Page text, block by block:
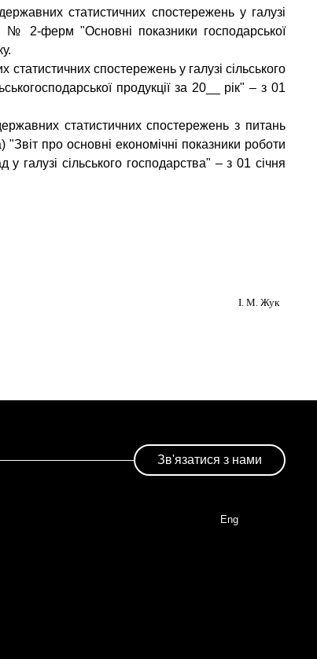
статистичних спостережень у галузі
№ 2-ферм "Основні показники господарської
спостережень у галузі сільського
продукції за 20__ рік" – з 01
статистичних спостережень з питань
про основні економічні показники роботи
галузі сільського господарства" – з 01 січня
І. М. Жук
Зв'язатися з нами
Eng